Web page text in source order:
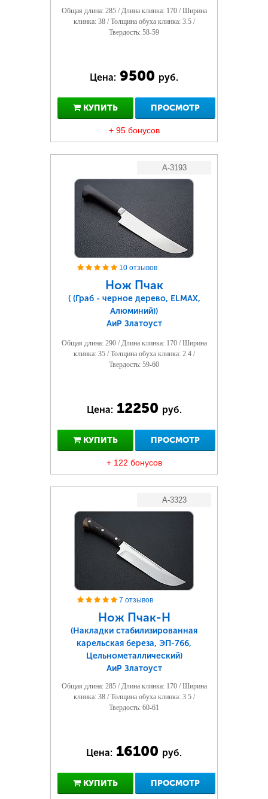
Общая длина: 285 / Длина клинка: 170 / Ширина
клинка: 38 / Толщина обуха клинка: 3.5 /
Твердость: 58-59
Цена: 9500 руб.
КУПИТЬ ПРОСМОТР
+ 95 бонусов
A-3193
10 отзывов
Нож Пчак
( (Граб - черное дерево, ELMAX,
Алюминий))
АиР Златоуст
Общая длина: 290 / Длина клинка: 170 / Ширина
клинка: 35 / Толщина обуха клинка: 2.4 /
Твердость: 59-60
Цена: 12250 руб.
КУПИТЬ ПРОСМОТР
+ 122 бонусов
A-3323
7 отзывов
Нож Пчак-Н
(Накладки стабилизированная
карельская береза, ЭП-766,
Цельнометаллический)
АиР Златоуст
Общая длина: 285 / Длина клинка: 170 / Ширина
клинка: 38 / Толщина обуха клинка: 3.5 /
Твердость: 60-61
Цена: 16100 руб.
КУПИТЬ ПРОСМОТР